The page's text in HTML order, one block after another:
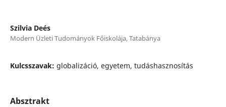
Szilvia Deés
Modern Üzleti Tudományok Főiskolája, Tatabánya
Kulcsszavak: globalizáció, egyetem, tudáshasznosítás
Absztrakt